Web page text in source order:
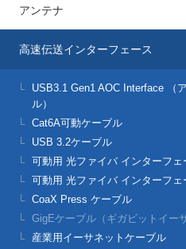
アンテナ
高速伝送インターフェース
USB3.1 Gen1 AOC Interface （
ル）
Cat6A可動ケーブル
USB 3.2ケーブル
可動用 光ファイバ インターフェ
可動用 光ファイバ インターフ
CoaX Press ケーブル
GigEケーブル（ギガビットイー
産業用イーサネットケーブル